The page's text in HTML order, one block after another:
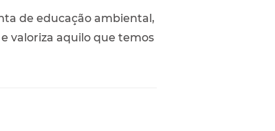
de educação ambiental,
valoriza aquilo que temos